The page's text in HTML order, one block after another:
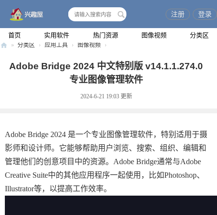
首页 实用软件 热门资源 图像视频 分类区
注册 登录
» 分类区 › 应用工具 › 图像视频 ›
Adobe Bridge 2024 中文特别版 v14.1.1.274.0
专业图像管理软件
2024-6-21 19:03 更新
Adobe Bridge 2024 是一个专业图像管理软件，特别适用于摄
影师和设计师。它能够帮助用户浏览、搜索、组织、编辑和
管理他们的创意项目中的资源。Adobe Bridge通常与Adobe
Creative Suite中的其他应用程序一起使用，比如Photoshop、
Illustrator等，以提高工作效率。